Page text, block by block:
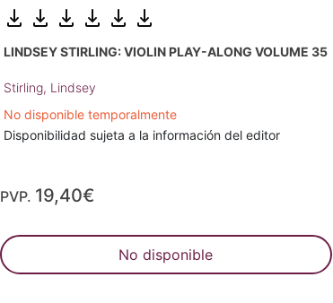
LINDSEY STIRLING: VIOLIN PLAY-ALONG VOLUME 35
Stirling, Lindsey
No disponible temporalmente
Disponibilidad sujeta a la información del editor
PVP. 19,40€
No disponible